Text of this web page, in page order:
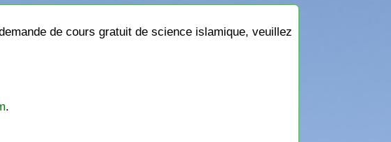
de cours gratuit de science islamique, veuillez
.